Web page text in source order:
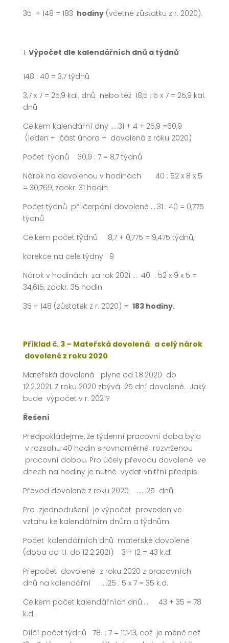
35 + 148 = 183 hodiny(včetně zůstatku z r. 2020).
Výpočet dle kalendářních dnů a týdnů
148 : 40 = 3,7 týdnů
3,7 x 7 = 25,9 kal. dnů nebo též 18,5 : 5 x 7 = 25,9 kal.
dnů
Celkem kalendářní dny …..31 + 4 + 25,9 =60,9
(leden + část února + dovolená z roku 2020)
Počet týdnů 60,9 : 7 = 8,7 týdnů
Nárok na dovolenou v hodinách 40 : 52 x 8 x 5
= 30,769, zaokr. 31 hodin
Počet týdnů při čerpání dovolené ….31 : 40 = 0,775
týdnů
Celkem počet týdnů 8,7 + 0,775 = 9,475 týdnů,
korekce na celé týdny 9
Nárok v hodinách za rok 2021 … 40 : 52 x 9 x 5 =
34,615, zaokr. 35 hodin
35 + 148 (zůstatek z r. 2020) = 183 hodiny.
Příklad č. 3 – Mateřská dovolená a celý nárok
dovolené z roku 2020
Mateřská dovolená plyne od 1.8.2020 do
12.2.2021. Z roku 2020 zbývá 25 dní dovolené. Jaký
bude výpočet v r. 2021?
Řešení
Předpokládejme, že týdenní pracovní doba byla
v rozsahu 40 hodin s rovnoměrně rozvrženou
pracovní dobou. Pro účely převodu dovolené ve
dnech na hodiny je nutné vydat vnitřní předpis.
Převod dovolené z roku 2020 ……25 dnů
Pro zjednodušení je výpočet proveden ve
vztahu ke kalendářním dnům a týdnům.
Počet kalendářních dnů mateřské dovolené
(doba od 1.1. do 12.2.2021) 31+ 12 = 43 k.d.
Přepočet dovolené z roku 2020 z pracovních
dnů na kalendářní ….25 : 5 x 7 = 35 k.d.
Celkem počet kalendářních dnů…. 43 + 35 = 78
k.d.
Dílčí počet týdnů 78 : 7 = 11,143, což je méně než